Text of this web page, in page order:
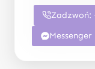
Zadzwoń:
Messenger